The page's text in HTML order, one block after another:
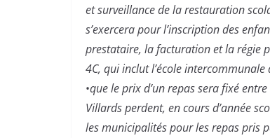
et surveillance de la restauration
s’exercera pour l’inscription des
prestataire, la facturation et la régie
4C, qui inclut l’école
•que le prix d’un repas sera fixé
Villards perdent, en cours d’année
les municipalités pour les repas pris